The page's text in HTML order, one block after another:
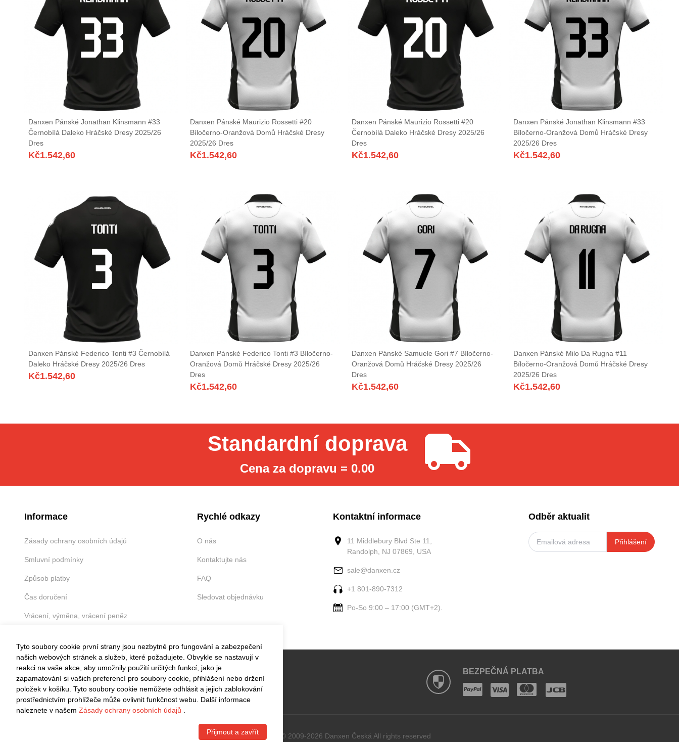
Danxen Pánské Jonathan Klinsmann #33
Černobílá Daleko Hráčské Dresy 2025/26
Dres
Kč1.542,60
Danxen Pánské Maurizio Rossetti #20
Bíločerno-Oranžová Domů Hráčské Dresy
2025/26 Dres
Kč1.542,60
Danxen Pánské Maurizio Rossetti #20
Černobílá Daleko Hráčské Dresy 2025/26
Dres
Kč1.542,60
Danxen Pánské Jonathan Klinsmann #33
Bíločerno-Oranžová Domů Hráčské Dresy
2025/26 Dres
Kč1.542,60
Danxen Pánské Federico Tonti #3 Černobílá
Daleko Hráčské Dresy 2025/26 Dres
Kč1.542,60
Danxen Pánské Federico Tonti #3 Bíločerno-
Oranžová Domů Hráčské Dresy 2025/26
Dres
Kč1.542,60
Danxen Pánské Samuele Gori #7 Bíločerno-
Oranžová Domů Hráčské Dresy 2025/26
Dres
Kč1.542,60
Danxen Pánské Milo Da Rugna #11
Bíločerno-Oranžová Domů Hráčské Dresy
2025/26 Dres
Kč1.542,60
Standardní doprava
Cena za dopravu = 0.00
Informace
Zásady ochrany osobních údajů
Smluvní podmínky
Způsob platby
Čas doručení
Vrácení, výměna, vrácení peněz
Rychlé odkazy
O nás
Kontaktujte nás
FAQ
Sledovat objednávku
Kontaktní informace
11 Middlebury Blvd Ste 11,
Randolph, NJ 07869, USA
sale@danxen.cz
+1 801-890-7312
Po-So 9:00 – 17:00 (GMT+2).
Odběr aktualit
Přihlášení
VRÁCENÍ ZDARMA
Snadné vrácení do 30 dnů
BEZPEČNÁ PLATBA
Copyright © 2009-2026 Danxen Česká All rights reserved
Tyto soubory cookie první strany jsou nezbytné pro fungování a zabezpečení
našich webových stránek a služeb, které požadujete. Obvykle se nastavují v
reakci na vaše akce, aby umožnily použití určitých funkcí, jako je
zapamatování si vašich preferencí pro soubory cookie, přihlášení nebo držení
položek v košíku. Tyto soubory cookie nemůžete odhlásit a jejich zablokování
prostřednictvím prohlížeče může ovlivnit funkčnost webu. Další informace
naleznete v našem Zásady ochrany osobních údajů
Přijmout a zavřít